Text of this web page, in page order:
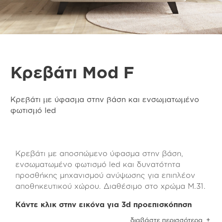
Κρεβάτι Mod F
Κρεβάτι με ύφασμα στην βάση και ενσωματωμένο
φωτισμό led
Κρεβάτι με αποσπώμενο ύφασμα στην βάση,
ενσωματωμένο φωτισμό led και δυνατότητα
προσθήκης μηχανισμού ανύψωσης για επιπλέον
αποθηκευτικού χώρου. Διαθέσιμο στο χρώμα Μ.31.
Κάντε κλικ στην εικόνα για 3d προεπισκόπηση
Κρεβάτι από 100% ανακυκλωμένη ανάγλυφη
διαβάστε περισσότερα